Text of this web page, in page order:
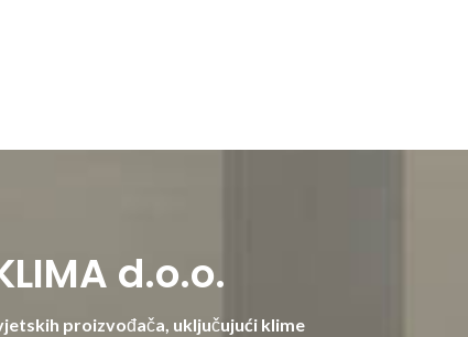
d.o.o.
proizvođača, uključujući klime